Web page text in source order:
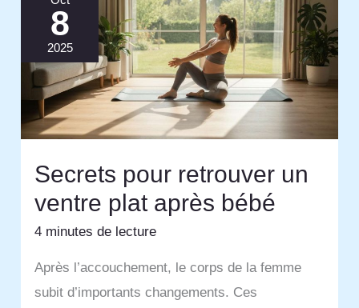
8
2025
Secrets pour retrouver un
ventre plat après bébé
4 minutes de lecture
Après l’accouchement, le corps de la femme
subit d’importants changements. Ces